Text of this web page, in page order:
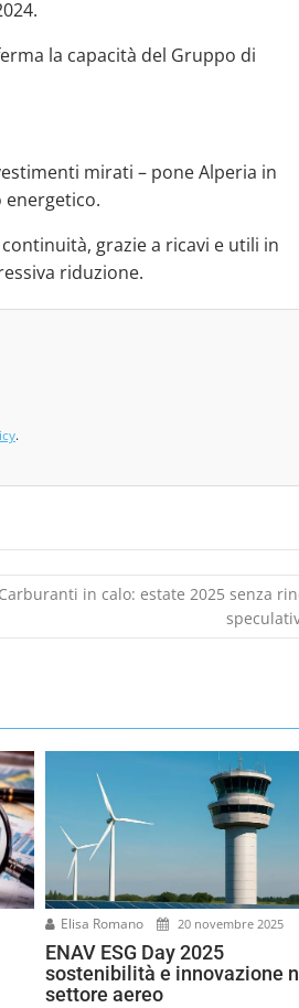
la capacità del Gruppo di
mirati – pone Alperia in
grazie a ricavi e utili in
riduzione.
.
Carburanti in calo: estate 2025 senza
Elisa Romano 20 novembre 2025
ENAV ESG Day 2025
sostenibilità e innovazione
settore aereo